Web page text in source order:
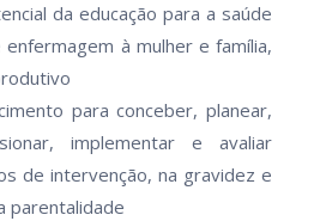
da educação para a saúde
à mulher e família,
para conceber, planear,
implementar e avaliar
de intervenção, na gravidez e
parentalidade